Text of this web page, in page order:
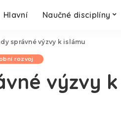
Hlavní Naučné disciplíny
správné výzvy k islámu
rozvoj
výzvy